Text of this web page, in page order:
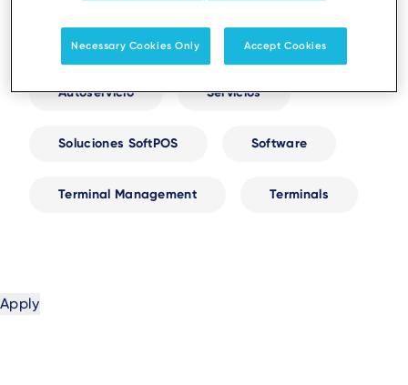
Resellers and Partnerships Security
Autoservicio Servicios
Soluciones SoftPOS Software
Terminal Management Terminals
Necessary Cookies Only Accept Cookies